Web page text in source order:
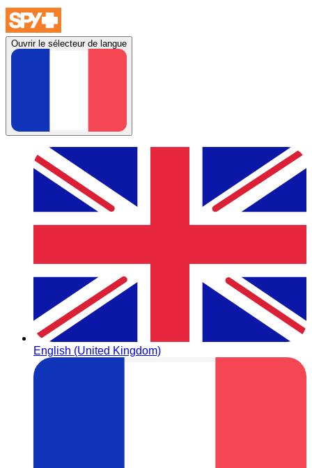
Ouvrir le sélecteur de langue
English (United Kingdom)